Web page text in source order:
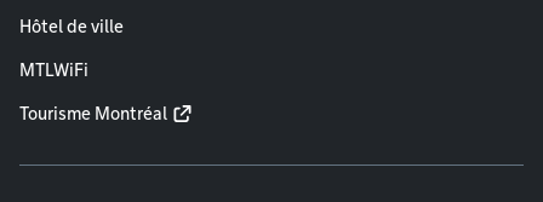
Hôtel de ville
MTLWiFi
Tourisme Montréal